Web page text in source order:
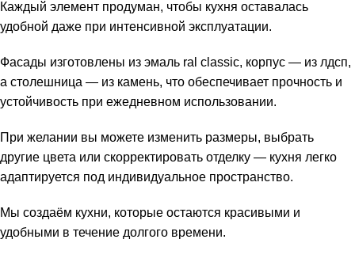
Каждый элемент продуман, чтобы кухня оставалась
удобной даже при интенсивной эксплуатации.
Фасады изготовлены из эмаль ral classic, корпус — из лдсп,
а столешница — из камень, что обеспечивает прочность и
устойчивость при ежедневном использовании.
При желании вы можете изменить размеры, выбрать
другие цвета или скорректировать отделку — кухня легко
адаптируется под индивидуальное пространство.
Мы создаём кухни, которые остаются красивыми и
удобными в течение долгого времени.